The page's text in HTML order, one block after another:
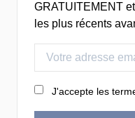
GRATUITEMENT
les plus récents
J'accepte les